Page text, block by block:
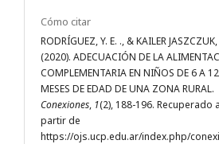
Cómo citar
RODRÍGUEZ, Y. E. ., & KAILER
(2020). ADECUACIÓN DE LA
COMPLEMENTARIA EN NIÑOS DE 6 A 12
MESES DE EDAD DE UNA ZONA RURAL.
Conexiones, 1(2), 188-196. Recuperado
partir de
https://ojs.ucp.edu.ar/index.php/